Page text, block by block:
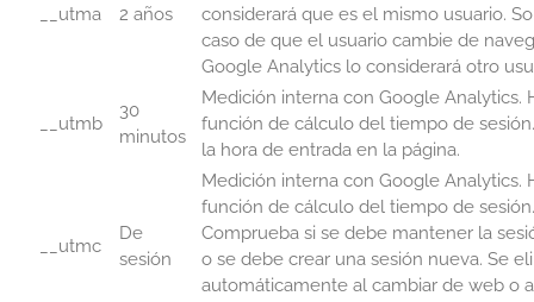
__utma 2 años
considerará que es el mismo usuario.
caso de que el usuario cambie de
Google Analytics lo considerará otro
__utmb
30
minutos
Medición interna con Google Analytics.
función de cálculo del tiempo de
la hora de entrada en la página.
__utmc
De
sesión
Medición interna con Google Analytics.
función de cálculo del tiempo de sesión.
Comprueba si se debe mantener la
o se debe crear una sesión nueva. Se
automáticamente al cambiar de web o